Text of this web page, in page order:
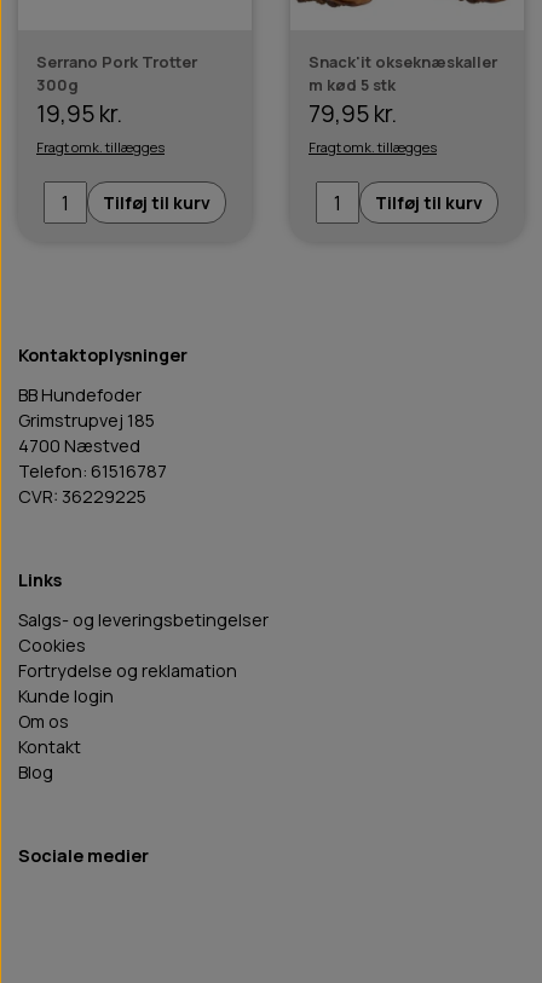
Serrano Pork Trotter
300g
19,95 kr.
Fragt omk. tillægges
Tilføj til kurv
Snack'it okseknæskaller
m kød 5 stk
79,95 kr.
Fragt omk. tillægges
Tilføj til kurv
Kontaktoplysninger
BB Hundefoder
Grimstrupvej 185
4700 Næstved
Telefon: 61516787
CVR: 36229225
Links
Salgs- og leveringsbetingelser
Cookies
Fortrydelse og reklamation
Kunde login
Om os
Kontakt
Blog
Sociale medier